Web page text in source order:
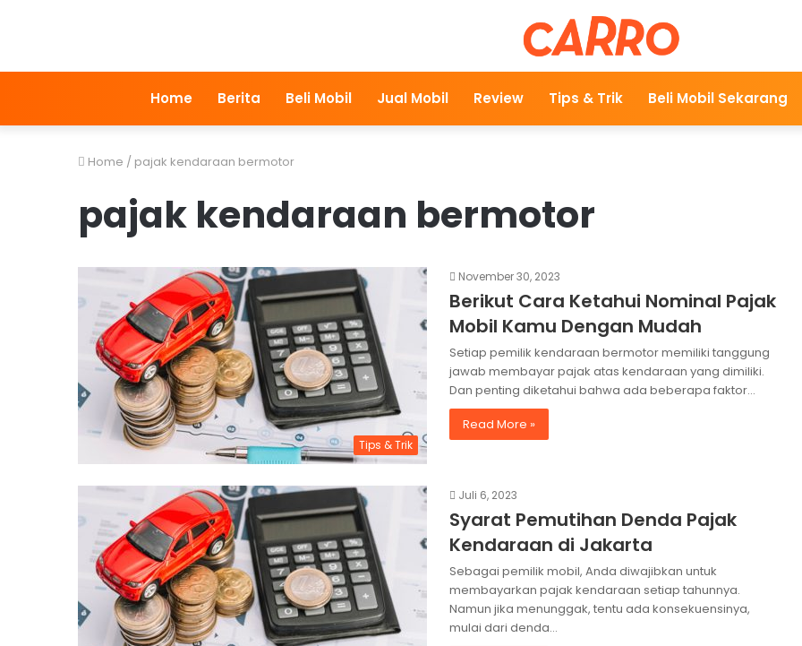
Home Berita Beli Mobil Jual Mobil Review Tips & Trik Beli Mobil Sekarang
Home / pajak kendaraan bermotor
pajak kendaraan bermotor
Tips & Trik
November 30, 2023
Berikut Cara Ketahui Nominal Pajak
Mobil Kamu Dengan Mudah
Setiap pemilik kendaraan bermotor memiliki tanggung
jawab membayar pajak atas kendaraan yang dimiliki.
Dan penting diketahui bahwa ada beberapa faktor…
Read More »
Juli 6, 2023
Syarat Pemutihan Denda Pajak
Kendaraan di Jakarta
Sebagai pemilik mobil, Anda diwajibkan untuk
membayarkan pajak kendaraan setiap tahunnya.
Namun jika menunggak, tentu ada konsekuensinya,
mulai dari denda…